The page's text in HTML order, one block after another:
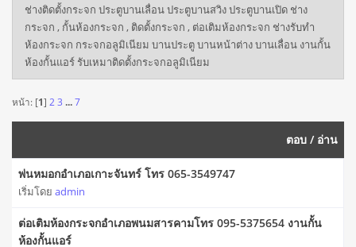
ช่างติดตั้งกระจก ประตูบานเลื่อน ประตูบานสวิง ประตูบานเปิด ช่าง
กระจก , กั้นห้องกระจก , ติดตั้งกระจก , ต่อเติมห้องกระจก ช่างรับทำ
ห้องกระจก กระจกอลูมิเนียม บานประตู บานหน้าต่าง บานเลื่อน งานกั้น
ห้องกั้นแอร์ รับเหมาติดตั้งกระจกอลูมิเนียม
หน้า: [1] 2 3 ...7
ตอบ / อ่าน
พ่นหมอกอำเภอเกาะจันทร์ โทร 065-3549747
เริ่มโดย admin
ต่อเติมห้องกระจกอำเภอพนมสารคามโทร 095-5375654 งานกั้น
ห้องกั้นแอร์